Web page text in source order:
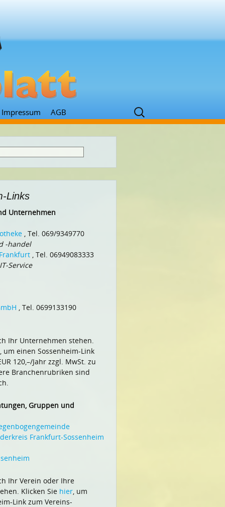
Impressum AGB
Suchen
nach:
Links
Unternehmen
, Tel. 069/9349770
-handel
, Tel. 06949083333
Service
, Tel. 0699133190
Ihr Unternehmen stehen.
, um einen Sossenheim-Link
120,–/Jahr zzgl. MwSt. zu
Branchenrubriken sind
Gruppen und
Frankfurt-Sossenheim
Ihr Verein oder Ihre
Klicken Sie hier, um
Link zum Vereins-